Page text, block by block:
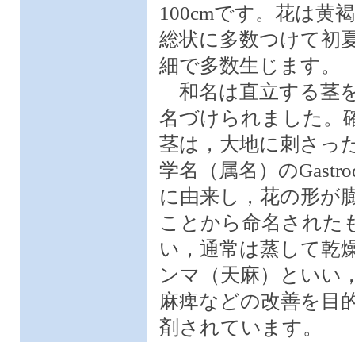
100cmです。花は黄
総状に多数つけて初
細で多数生じます。
和名は直立する茎
名づけられました。
茎は，大地に刺さっ
学名（属名）の
に由来し，花の形が
ことから命名された
い，通常は蒸して乾
ンマ（天麻）といい
麻痺などの改善を目
剤されています。